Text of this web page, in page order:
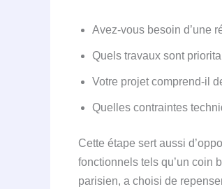
Avez-vous besoin d’une
Quels travaux sont
Votre projet comprend-il
Quelles contraintes
Cette étape sert aussi
fonctionnels tels qu’un coin
parisien, a choisi de